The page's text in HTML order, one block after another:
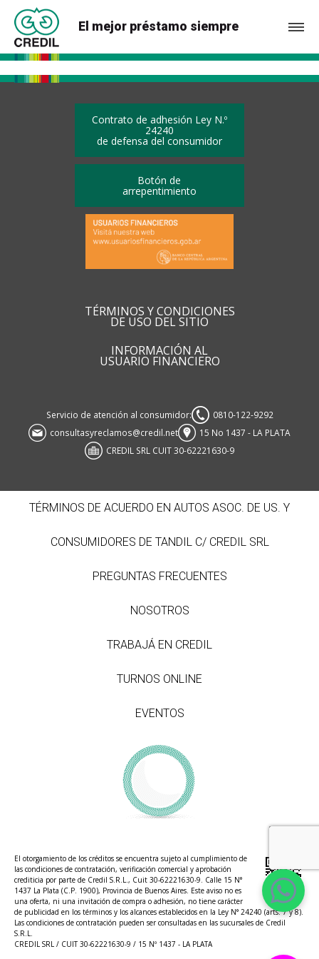
El mejor préstamo siempre
Contrato de adhesión Ley N.º
24240
de defensa del consumidor
Botón de
arrepentimiento
TÉRMINOS Y CONDICIONES
DE USO DEL SITIO
INFORMACIÓN AL
USUARIO FINANCIERO
Servicio de atención al consumidor:
0810-122-9292
consultasyreclamos@credil.net
15 No 1437 - LA PLATA
CREDIL SRL CUIT 30-62221630-9
TÉRMINOS DE ACUERDO EN AUTOS ASOC. DE US. Y
CONSUMIDORES DE TANDIL C/ CREDIL SRL
PREGUNTAS FRECUENTES
NOSOTROS
TRABAJÁ EN CREDIL
TURNOS ONLINE
EVENTOS
El otorgamiento de los créditos se encuentra sujeto al cumplimiento de
las condiciones de contratación, verificación comercial y aprobación
crediticia por parte de Credil S.R.L., Cuit 30-62221630-9. Calle 15 N°
1437 La Plata (C.P. 1900), Provincia de Buenos Aires. Este aviso no es
una oferta, ni una invitación de compra o adhesión, no tiene carácter
de publicidad en los términos y los alcances establecidos en la Ley N° 24240 (arts. 7 y 8).
Las condiciones de contratación pueden ser consultadas en las sucursales de Credil
S.R.L.
CREDIL SRL / CUIT 30-62221630-9 / 15 Nº 1437 - LA PLATA